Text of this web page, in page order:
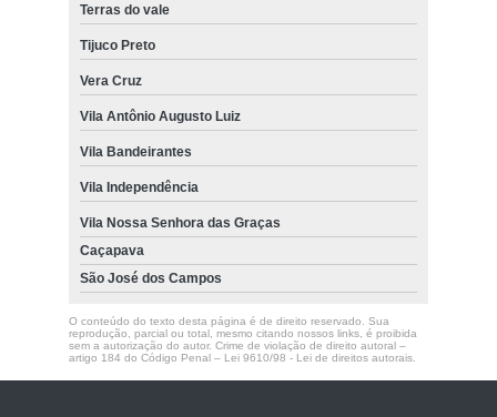
Terras do vale
Tijuco Preto
Vera Cruz
Vila Antônio Augusto Luiz
Vila Bandeirantes
Vila Independência
Vila Nossa Senhora das Graças
Caçapava
São José dos Campos
O conteúdo do texto desta página é de direito reservado. Sua
reprodução, parcial ou total, mesmo citando nossos links, é proibida
sem a autorização do autor. Crime de violação de direito autoral –
artigo 184 do Código Penal – Lei 9610/98 - Lei de direitos autorais.